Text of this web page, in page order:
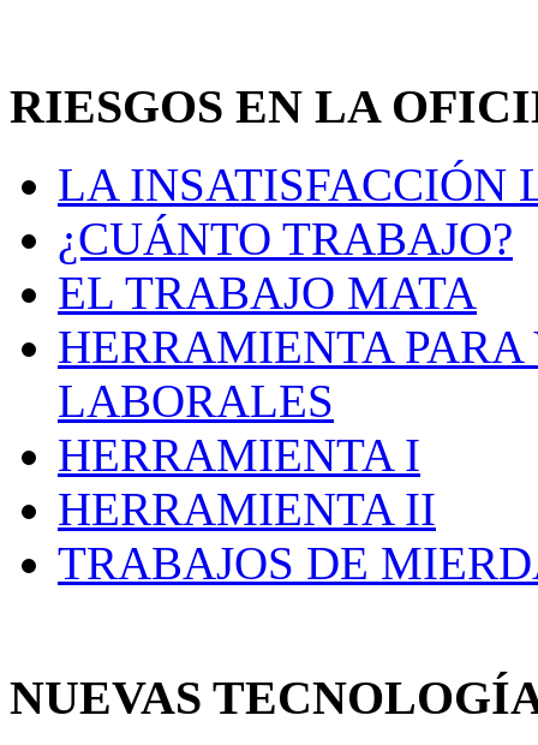
RIESGOS EN LA
LA INSATISFACCIÓN
¿CUÁNTO TRABAJO?
EL TRABAJO MATA
HERRAMIENTA
LABORALES
HERRAMIENTA I
HERRAMIENTA II
TRABAJOS DE
NUEVAS